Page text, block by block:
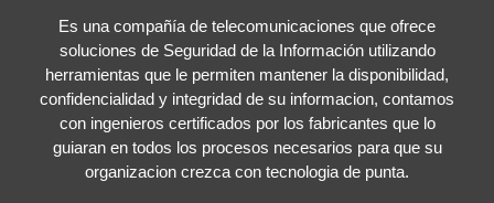
Es una compañía de telecomunicaciones que ofrece
soluciones de Seguridad de la Información utilizando
herramientas que le permiten mantener la disponibilidad,
confidencialidad y integridad de su informacion, contamos
con ingenieros certificados por los fabricantes que lo
guiaran en todos los procesos necesarios para que su
organizacion crezca con tecnologia de punta.